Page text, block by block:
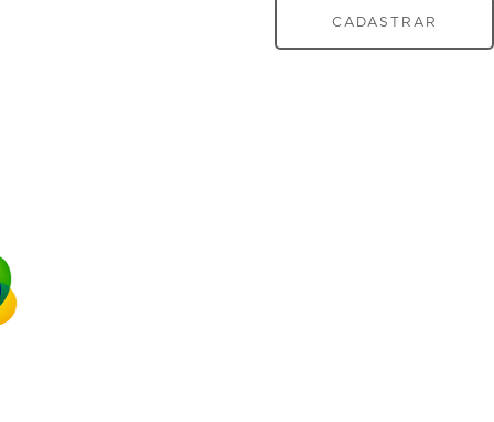
CADASTRAR